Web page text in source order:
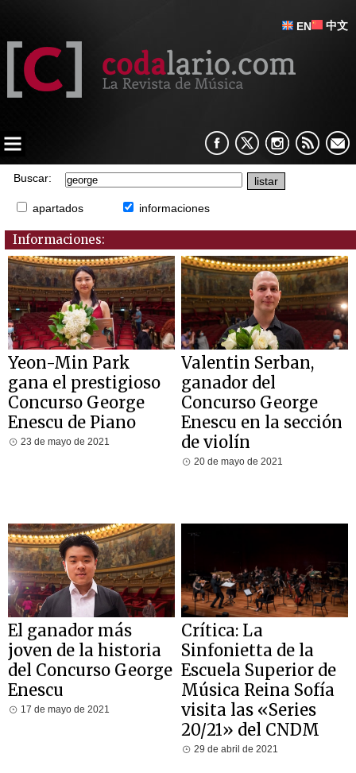
EN 中文
Buscar:
apartados informaciones
Informaciones:
Yeon-Min Park
gana el prestigioso
Concurso George
Enescu de Piano
23 de mayo de 2021
Valentin Serban,
ganador del
Concurso George
Enescu en la sección
de violín
20 de mayo de 2021
El ganador más
joven de la historia
del Concurso George
Enescu
17 de mayo de 2021
Crítica: La
Sinfonietta de la
Escuela Superior de
Música Reina Sofía
visita las «Series
20/21» del CNDM
29 de abril de 2021